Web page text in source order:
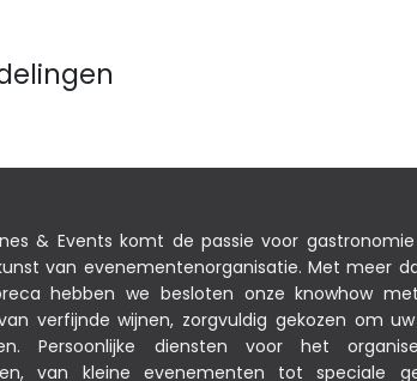
& Events komt de passie voor
van evenementenorganisatie. Met meer
hebben we besloten onze knowhow
verfijnde wijnen, zorgvuldig gekozen om
Persoonlijke diensten voor het
van kleine evenementen tot speciale